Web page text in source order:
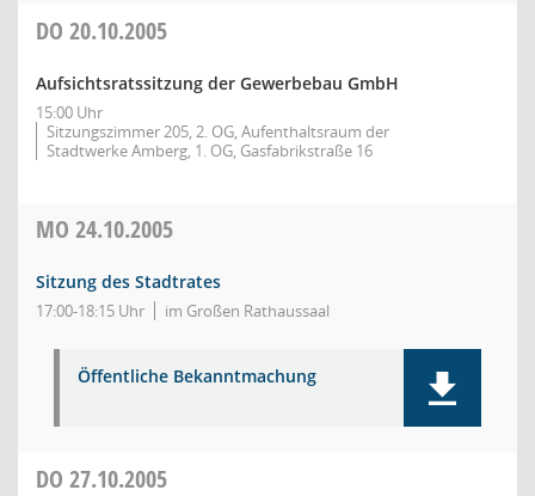
DO 20.10.2005
Aufsichtsratssitzung der Gewerbebau GmbH
15:00 Uhr
Sitzungszimmer 205, 2. OG, Aufenthaltsraum der
Stadtwerke Amberg, 1. OG, Gasfabrikstraße 16
MO 24.10.2005
Sitzung des Stadtrates
17:00-18:15 Uhr im Großen Rathaussaal
Öffentliche Bekanntmachung
DO 27.10.2005